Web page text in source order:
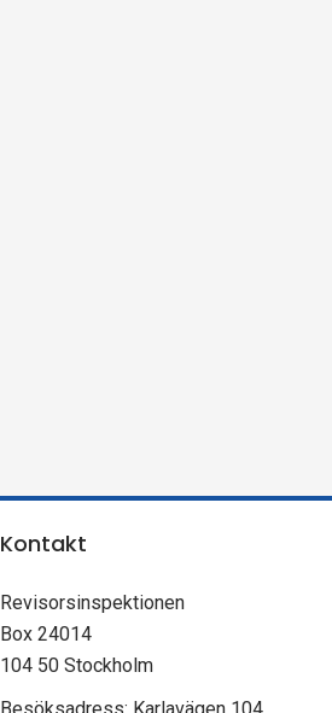
Kontakt
Revisorsinspektionen
Box 24014
104 50 Stockholm